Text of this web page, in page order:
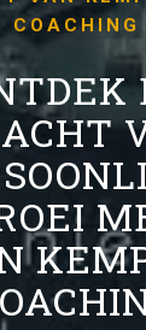
COACHING